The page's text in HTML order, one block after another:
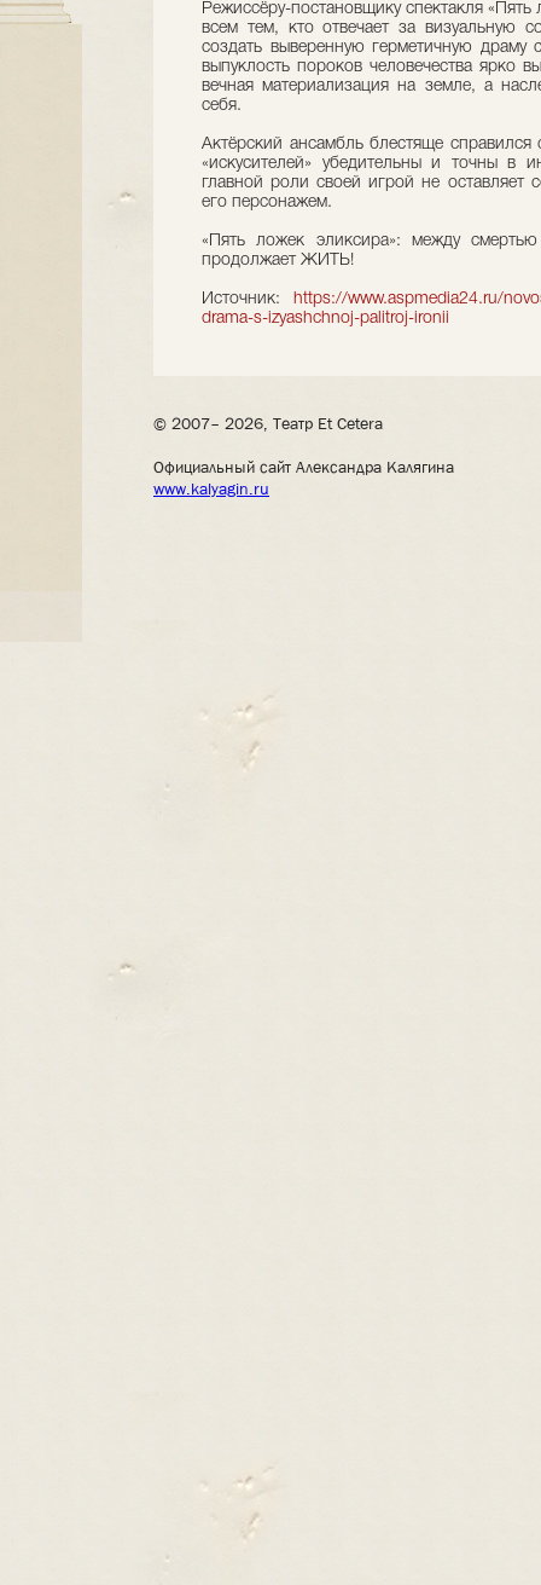
Режиссёру-постановщику спектакля
всем тем, кто отвечает за визуальную
создать выверенную герметичную
выпуклость пороков человечества ярко
вечная материализация на земле, а
себя.
Актёрский ансамбль блестяще
«искусителей» убедительны и точны в
главной роли своей игрой не оставляет
его персонажем.
«Пять ложек эликсира»: между
продолжает ЖИТЬ!
Источник: https://www.aspmedia24.ru/
drama-s-izyashchnoj-palitroj-ironii
© 2007– 2026, Театр Et Cetera
Официальный сайт Александра Калягина
www.kalyagin.ru